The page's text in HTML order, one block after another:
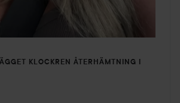
KLOCKREN ÅTERHÄMTNING I